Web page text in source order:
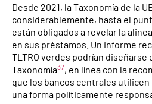
Desde 2021, la Taxonomía de la
considerablemente, hasta el
están obligados a revelar la
en sus préstamos. Un informe
TLTRO verdes podrían diseñarse
Taxonomía37, en línea con la
que los bancos centrales utilicen
una forma políticamente